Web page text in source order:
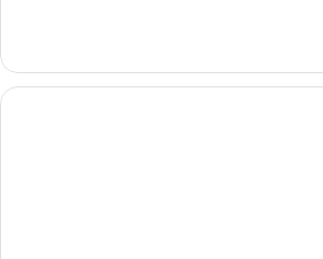
Twin
Room
เกี่ยว
กับ
Deluxe